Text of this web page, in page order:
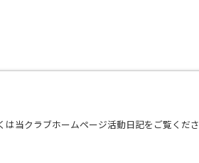
当クラブホームページ活動日記をご覧くださ